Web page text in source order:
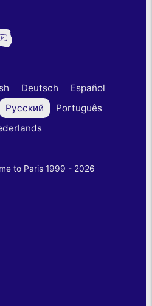
Deutsch
Español
Русский
Português
to Paris 1999 - 2026